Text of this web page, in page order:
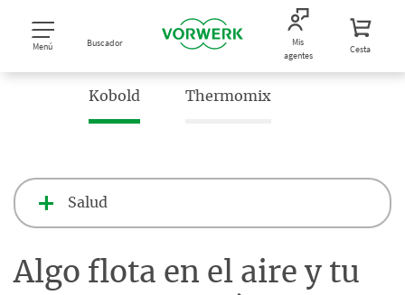
Menú Buscador
Mis
agentes
Cesta
Kobold Thermomix
Salud
Algo flota en el aire y tu